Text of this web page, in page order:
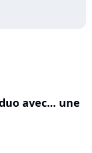
avec... une